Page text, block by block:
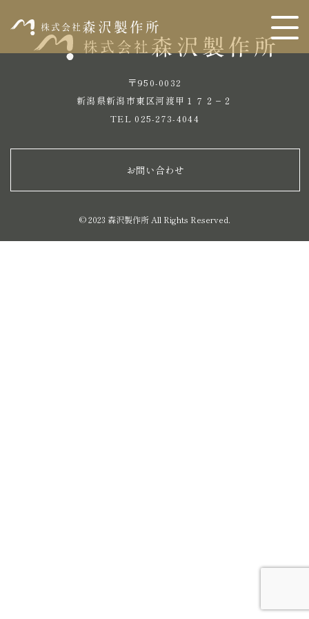
〒950-0032
新潟県新潟市東区河渡甲１７２−２
TEL 025-273-4044
お問い合わせ
© 2023 森沢製作所 All Rights Reserved.